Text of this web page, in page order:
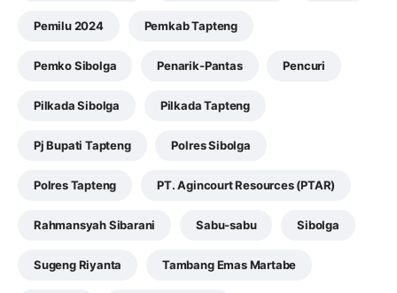
Pemilu 2024 Pemkab Tapteng
Pemko Sibolga Penarik-Pantas Pencuri
Pilkada Sibolga Pilkada Tapteng
Pj Bupati Tapteng Polres Sibolga
Polres Tapteng PT. Agincourt Resources (PTAR)
Rahmansyah Sibarani Sabu-sabu Sibolga
Sugeng Riyanta Tambang Emas Martabe